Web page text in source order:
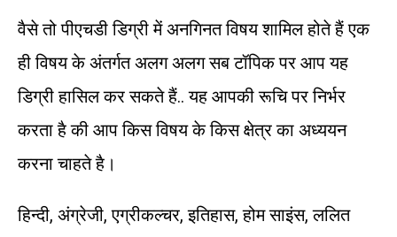
वैसे तो पीएचडी डिग्री में अनगिनत विषय शामिल होते हैं एक
ही विषय के अंतर्गत अलग अलग सब टॉपिक पर आप यह
डिग्री हासिल कर सकते हैं.. यह आपकी रूचि पर निर्भर
करता है की आप किस विषय के किस क्षेत्र का अध्ययन
करना चाहते है।
हिन्दी, अंग्रेजी, एग्रीकल्चर, इतिहास, होम साइंस, ललित